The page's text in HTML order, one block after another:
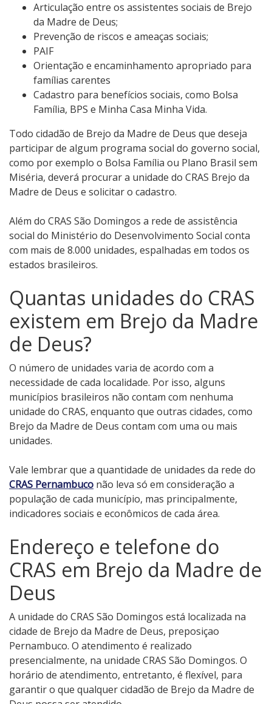
Articulação entre os assistentes sociais de Brejo
da Madre de Deus;
Prevenção de riscos e ameaças sociais;
PAIF
Orientação e encaminhamento apropriado para
famílias carentes
Cadastro para benefícios sociais, como Bolsa
Família, BPS e Minha Casa Minha Vida.
Todo cidadão de Brejo da Madre de Deus que deseja
participar de algum programa social do governo social,
como por exemplo o Bolsa Família ou Plano Brasil sem
Miséria, deverá procurar a unidade do CRAS Brejo da
Madre de Deus e solicitar o cadastro.
Além do CRAS São Domingos a rede de assistência
social do Ministério do Desenvolvimento Social conta
com mais de 8.000 unidades, espalhadas em todos os
estados brasileiros.
Quantas unidades do CRAS
existem em Brejo da Madre
de Deus?
O número de unidades varia de acordo com a
necessidade de cada localidade. Por isso, alguns
municípios brasileiros não contam com nenhuma
unidade do CRAS, enquanto que outras cidades, como
Brejo da Madre de Deus contam com uma ou mais
unidades.
Vale lembrar que a quantidade de unidades da rede do
CRAS Pernambuco não leva só em consideração a
população de cada município, mas principalmente,
indicadores sociais e econômicos de cada área.
Endereço e telefone do
CRAS em Brejo da Madre de
Deus
A unidade do CRAS São Domingos está localizada na
cidade de Brejo da Madre de Deus, preposiçao
Pernambuco. O atendimento é realizado
presencialmente, na unidade CRAS São Domingos. O
horário de atendimento, entretanto, é flexível, para
garantir o que qualquer cidadão de Brejo da Madre de